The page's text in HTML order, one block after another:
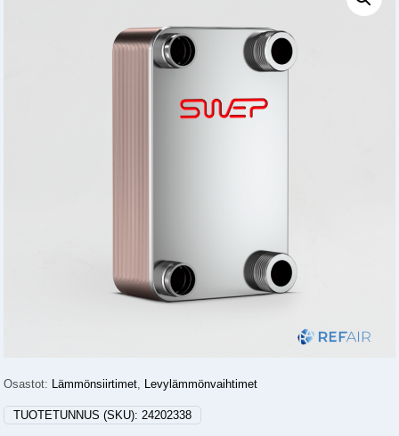
Osastot: Lämmönsiirtimet, Levylämmönvaihtimet
TUOTETUNNUS (SKU):24202338